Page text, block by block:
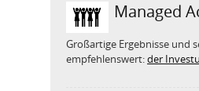
Managed
Großartige Ergebnisse und
empfehlenswert:der